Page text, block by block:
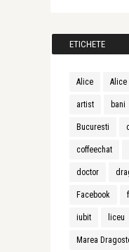
ETICHETE
Alice Alice
artist bani
Bucuresti
coffeechat
doctor
Facebook
iubit liceu
Marea